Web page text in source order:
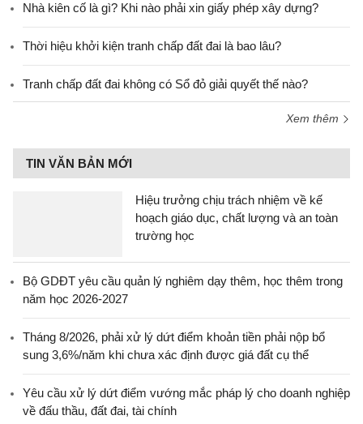
Nhà kiên cố là gì? Khi nào phải xin giấy phép xây dựng?
Thời hiệu khởi kiện tranh chấp đất đai là bao lâu?
Tranh chấp đất đai không có Sổ đỏ giải quyết thế nào?
Xem thêm
TIN VĂN BẢN MỚI
Hiệu trưởng chịu trách nhiệm về kế
hoạch giáo dục, chất lượng và an toàn
trường học
Bộ GDĐT yêu cầu quản lý nghiêm dạy thêm, học thêm trong
năm học 2026-2027
Tháng 8/2026, phải xử lý dứt điểm khoản tiền phải nộp bổ
sung 3,6%/năm khi chưa xác định được giá đất cụ thể
Yêu cầu xử lý dứt điểm vướng mắc pháp lý cho doanh nghiệp
về đấu thầu, đất đai, tài chính